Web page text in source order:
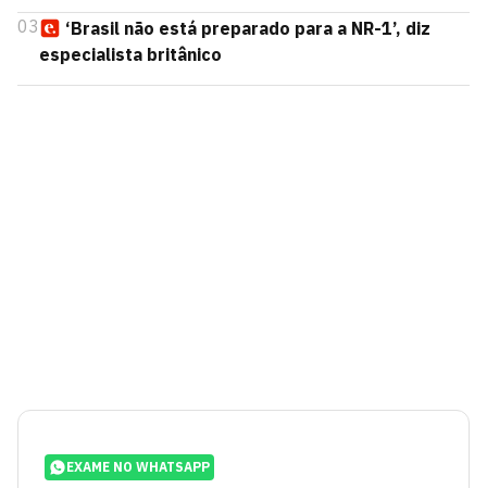
03
‘Brasil não está preparado para a NR-1’, diz
especialista britânico
EXAME NO WHATSAPP